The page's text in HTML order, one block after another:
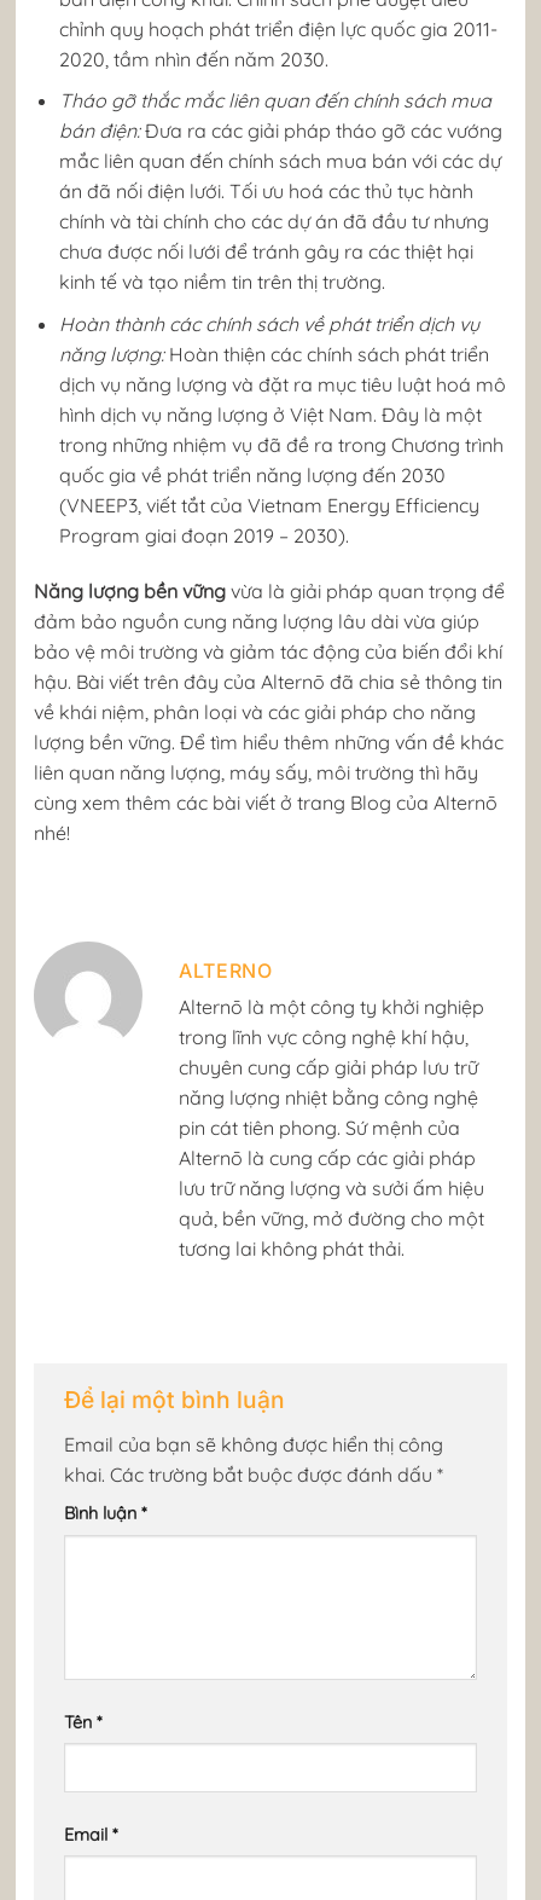
chỉnh quy hoạch phát triển điện lực quốc gia 2011-
2020, tầm nhìn đến năm 2030.
Tháo gỡ thắc mắc liên quan đến chính sách mua
bán điện:Đưa ra các giải pháp tháo gỡ các vướng
mắc liên quan đến chính sách mua bán với các dự
án đã nối điện lưới. Tối ưu hoá các thủ tục hành
chính và tài chính cho các dự án đã đầu tư nhưng
chưa được nối lưới để tránh gây ra các thiệt hại
kinh tế và tạo niềm tin trên thị trường.
Hoàn thành các chính sách về phát triển dịch vụ
năng lượng: Hoàn thiện các chính sách phát triển
dịch vụ năng lượng và đặt ra mục tiêu luật hoá mô
hình dịch vụ năng lượng ở Việt Nam. Đây là một
trong những nhiệm vụ đã đề ra trong Chương trình
quốc gia về phát triển năng lượng đến 2030
(VNEEP3, viết tắt của Vietnam Energy Efficiency
Program giai đoạn 2019 – 2030).
Năng lượng bền vững vừa là giải pháp quan trọng để
đảm bảo nguồn cung năng lượng lâu dài vừa giúp
bảo vệ môi trường và giảm tác động của biến đổi khí
hậu. Bài viết trên đây của Alternō đã chia sẻ thông tin
về khái niệm, phân loại và các giải pháp cho năng
lượng bền vững. Để tìm hiểu thêm những vấn đề khác
liên quan năng lượng, máy sấy, môi trường thì hãy
cùng xem thêm các bài viết ở trang Blog của Alternō
nhé!
ALTERNO
​Alternō là một công ty khởi nghiệp
trong lĩnh vực công nghệ khí hậu,
chuyên cung cấp giải pháp lưu trữ
năng lượng nhiệt bằng công nghệ
pin cát tiên phong. Sứ mệnh của
Alternō là cung cấp các giải pháp
lưu trữ năng lượng và sưởi ấm hiệu
quả, bền vững, mở đường cho một
tương lai không phát thải. ​
Để lại một bình luận
Email của bạn sẽ không được hiển thị công
khai. Các trường bắt buộc được đánh dấu*
Bình luận*
Tên*
Email*